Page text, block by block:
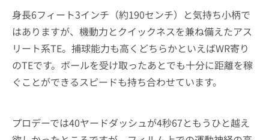
身長6フィート3インチ（約190センチ）と気持ち小柄で
はありますが、機動力とクイックネスを兼ね備えたアス
リート系TE。捕球能力も高くどちらかといえばWR寄り
のTEです。ボールを受け取ったあとでも十分に距離を稼
ぐことができるスピードも持ち合わせています。
プロデーでは40ヤードダッシュが4秒67ともうひと越え